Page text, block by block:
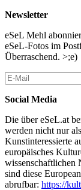
Newsletter
eSeL Mehl
eSeL-Fotos im
Überraschend. >;e)
Social Media
Die über eSeL.at
werden nicht nur
Kunstinteressierte
europäisches
wissenschaftlichen
sind diese
abrufbar: https://